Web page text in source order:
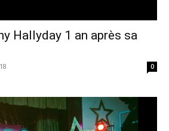
Hallyday 1 an après sa
0